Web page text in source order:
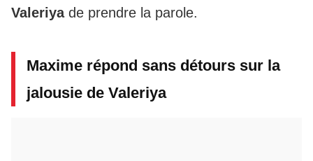
Valeriyade prendre la parole.
Maxime répond sans détours sur la
jalousie de Valeriya